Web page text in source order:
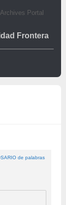
Frontera
de palabras